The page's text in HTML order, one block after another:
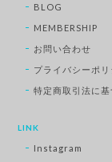
BLOG
MEMBERSHIP
お問い合わせ
プライバシーポリ
特定商取引法に
LINK
Instagram